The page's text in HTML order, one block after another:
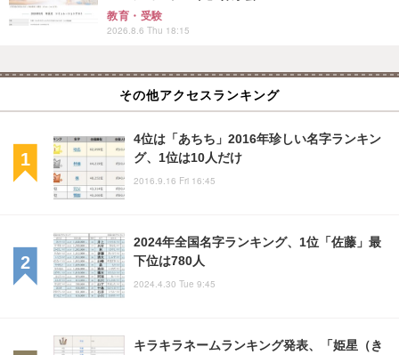
教育・受験
2026.8.6 Thu 18:15
その他アクセスランキング
4位は「あちち」2016年珍しい名字ランキン
グ、1位は10人だけ
2016.9.16 Fri 16:45
2024年全国名字ランキング、1位「佐藤」最
下位は780人
2024.4.30 Tue 9:45
キラキラネームランキング発表、「姫星（き